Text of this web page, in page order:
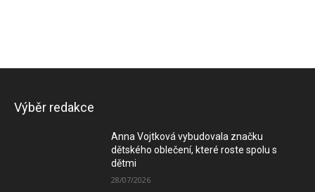
Výběr redakce
Anna Vojtková vybudovala značku
dětského oblečení, které roste spolu s
dětmi
28/07/2026